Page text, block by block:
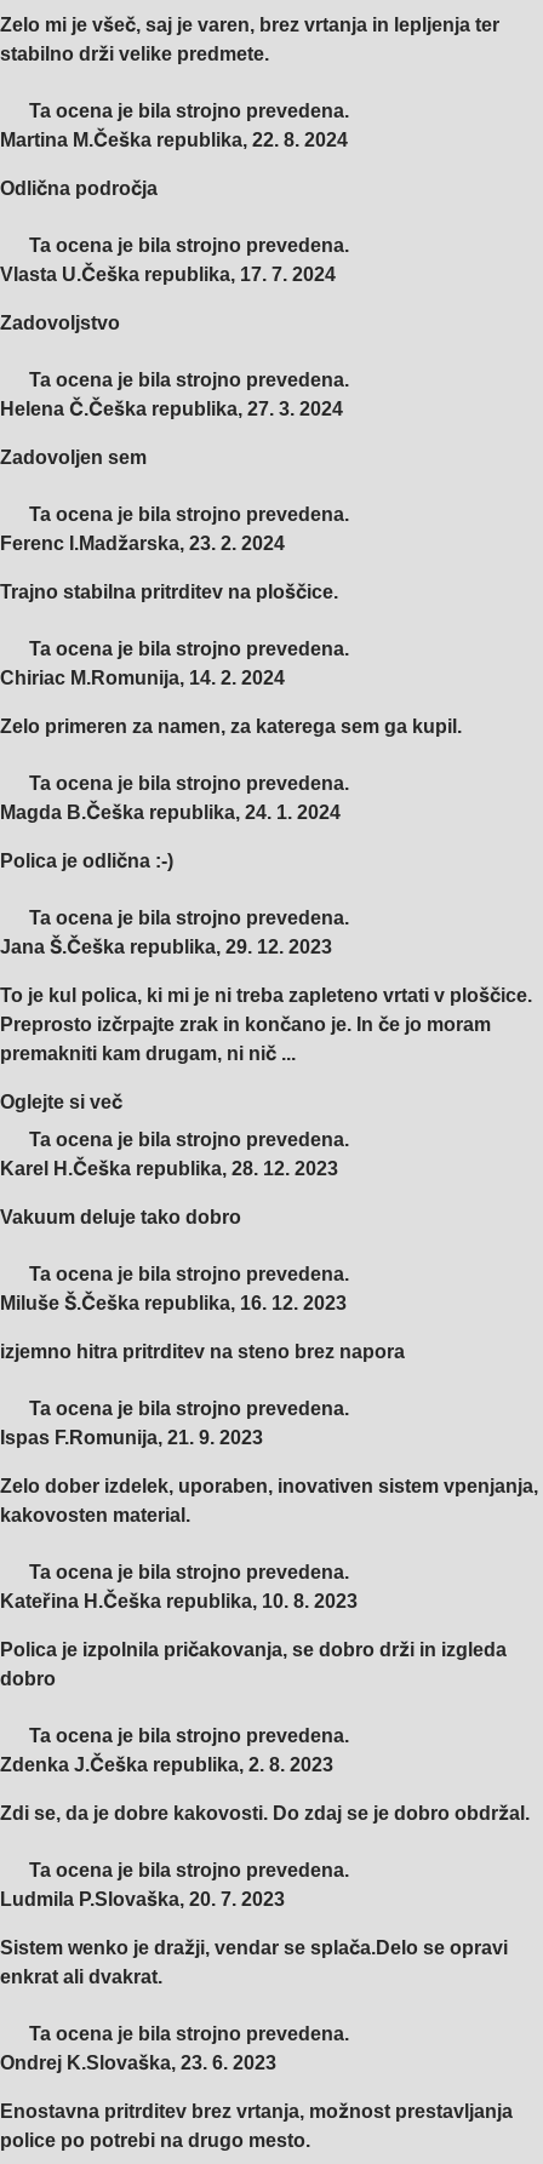
Zelo mi je všeč, saj je varen, brez vrtanja in lepljenja ter
stabilno drži velike predmete.
Ta ocena je bila strojno prevedena.
Martina M.Češka republika, 22. 8. 2024
Odlična področja
Ta ocena je bila strojno prevedena.
Vlasta U.Češka republika, 17. 7. 2024
Zadovoljstvo
Ta ocena je bila strojno prevedena.
Helena Č.Češka republika, 27. 3. 2024
Zadovoljen sem
Ta ocena je bila strojno prevedena.
Ferenc I.Madžarska, 23. 2. 2024
Trajno stabilna pritrditev na ploščice.
Ta ocena je bila strojno prevedena.
Chiriac M.Romunija, 14. 2. 2024
Zelo primeren za namen, za katerega sem ga kupil.
Ta ocena je bila strojno prevedena.
Magda B.Češka republika, 24. 1. 2024
Polica je odlična :-)
Ta ocena je bila strojno prevedena.
Jana Š.Češka republika, 29. 12. 2023
To je kul polica, ki mi je ni treba zapleteno vrtati v ploščice.
Preprosto izčrpajte zrak in končano je. In če jo moram
premakniti kam drugam, ni nič ...
Oglejte si več
Ta ocena je bila strojno prevedena.
Karel H.Češka republika, 28. 12. 2023
Vakuum deluje tako dobro
Ta ocena je bila strojno prevedena.
Miluše Š.Češka republika, 16. 12. 2023
izjemno hitra pritrditev na steno brez napora
Ta ocena je bila strojno prevedena.
Ispas F.Romunija, 21. 9. 2023
Zelo dober izdelek, uporaben, inovativen sistem vpenjanja,
kakovosten material.
Ta ocena je bila strojno prevedena.
Kateřina H.Češka republika, 10. 8. 2023
Polica je izpolnila pričakovanja, se dobro drži in izgleda
dobro
Ta ocena je bila strojno prevedena.
Zdenka J.Češka republika, 2. 8. 2023
Zdi se, da je dobre kakovosti. Do zdaj se je dobro obdržal.
Ta ocena je bila strojno prevedena.
Ludmila P.Slovaška, 20. 7. 2023
Sistem wenko je dražji, vendar se splača.Delo se opravi
enkrat ali dvakrat.
Ta ocena je bila strojno prevedena.
Ondrej K.Slovaška, 23. 6. 2023
Enostavna pritrditev brez vrtanja, možnost prestavljanja
police po potrebi na drugo mesto.